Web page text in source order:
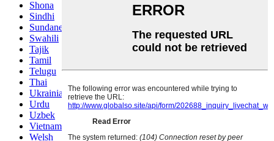
Shona
Sindhi
Sundanese
Swahili
Tajik
Tamil
Telugu
Thai
Ukrainian
Urdu
Uzbek
Vietnamese
Welsh